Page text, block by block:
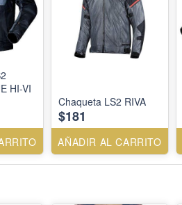
HI-VI
Chaqueta LS2 RIVA
$181
AÑADIR AL CARRITO